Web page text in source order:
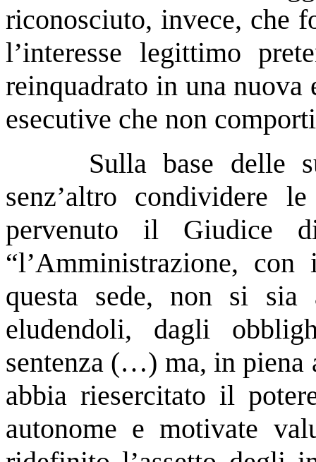
riconosciuto, invece, che
l’interesse legittimo
reinquadrato in una
esecutive che non
Sulla base delle
senz’altro condividere
pervenuto il Giudice
“l’Amministrazione,
questa sede, non si sia
eludendoli, dagli
sentenza (…) ma, in piena
abbia riesercitato il
autonome e motivate